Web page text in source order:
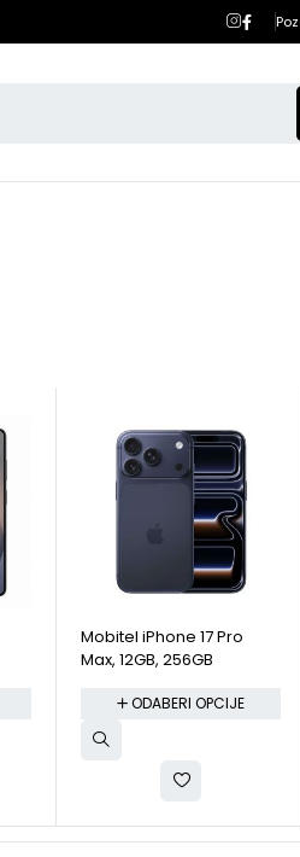
Mobitel iPhone 17 Pro
Max, 12GB, 256GB
ODABERI OPCIJE